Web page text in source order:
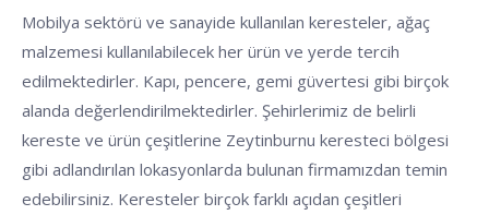
Mobilya sektörü ve sanayide kullanılan keresteler, ağaç
malzemesi kullanılabilecek her ürün ve yerde tercih
edilmektedirler. Kapı, pencere, gemi güvertesi gibi birçok
alanda değerlendirilmektedirler. Şehirlerimiz de belirli
kereste ve ürün çeşitlerine Zeytinburnu keresteci bölgesi
gibi adlandırılan lokasyonlarda bulunan firmamızdan temin
edebilirsiniz. Keresteler birçok farklı açıdan çeşitleri